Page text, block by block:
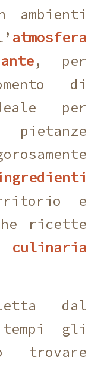
ambienti
atmosfera
, per
di
per
e
ricette
culinaria
dal
gli
trovare